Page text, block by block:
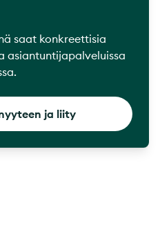
saat konkreettisia
asiantuntijapalveluissa
ja liity